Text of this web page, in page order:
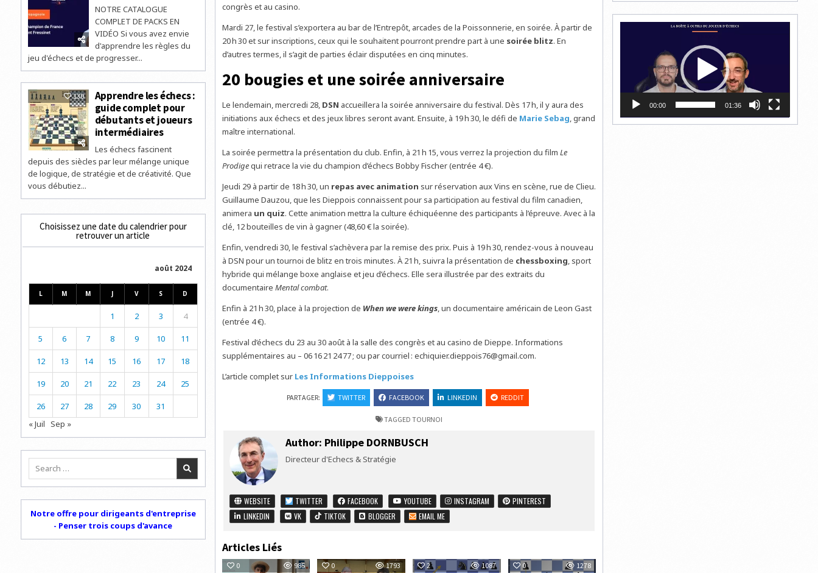
congrès et au casino.
Mardi 27, le festival s’exportera au bar de l’Entrepôt, arcades de la Poissonnerie, en soirée. À partir de
20 h 30 et sur inscriptions, ceux qui le souhaitent pourront prendre part à une soirée blitz. En
d’autres termes, il s’agit de parties éclair disputées en cinq minutes.
20 bougies et une soirée anniversaire
Le lendemain, mercredi 28, DSN accueillera la soirée anniversaire du festival. Dès 17 h, il y aura des
initiations aux échecs et des jeux libres seront avant. Ensuite, à 19 h 30, le défi de Marie Sebag, grand
maître international.
La soirée permettra la présentation du club. Enfin, à 21 h 15, vous verrez la projection du film Le
Prodigequi retrace la vie du champion d’échecs Bobby Fischer (entrée 4 €).
Jeudi 29 à partir de 18 h 30, un repas avec animation sur réservation aux Vins en scène, rue de Clieu.
Guillaume Dauzou, que les Dieppois connaissent pour sa participation au festival du film canadien,
animera un quiz. Cette animation mettra la culture échiquéenne des participants à l’épreuve. Avec à la
clé, 12 bouteilles de vin à gagner (48,60 € la soirée).
Enfin, vendredi 30, le festival s’achèvera par la remise des prix. Puis à 19 h 30, rendez-vous à nouveau
à DSN pour un tournoi de blitz en trois minutes. À 21 h, suivra la présentation de chessboxing, sport
hybride qui mélange boxe anglaise et jeu d’échecs. Elle sera illustrée par des extraits du
documentaire Mental combat.
Enfin à 21 h 30, place à la projection de When we were kings, un documentaire américain de Leon Gast
(entrée 4 €).
Festival d’échecs du 23 au 30 août à la salle des congrès et au casino de Dieppe. Informations
supplémentaires au – 06 16 21 24 77 ; ou par courriel : echiquier.dieppois76@gmail.com.
L’article complet sur Les Informations Dieppoises
PARTAGER: TWITTER FACEBOOK LINKEDIN REDDIT
TAGGED TOURNOI
Author: Philippe DORNBUSCH
Directeur d'Echecs & Stratégie
WEBSITE TWITTER FACEBOOK YOUTUBE INSTAGRAM
PINTEREST
LINKEDIN
VK TIKTOK BLOGGER EMAIL ME
Articles Liés
0 985 0 1793 2 1087 0 1278
NOTRE CATALOGUE
COMPLET DE PACKS EN
VIDÉO Si vous avez envie
d'apprendre les règles du
jeu d'échecs et de progresser...
130
Apprendre les échecs :
guide complet pour
débutants et joueurs
intermédiaires
Les échecs fascinent
depuis des siècles par leur mélange unique
de logique, de stratégie et de créativité. Que
vous débutiez...
Choisissez une date du calendrier pour
retrouver un article
août 2024
L M M J V S D
1 2 3 4
5 6 7 8 9 10 11
12 13 14 15 16 17 18
19 20 21 22 23 24 25
26 27 28 29 30
31
« Juil Sep »
Search
Notre offre pour dirigeants d'entreprise
- Penser trois coups d'avance
00:00 01:36